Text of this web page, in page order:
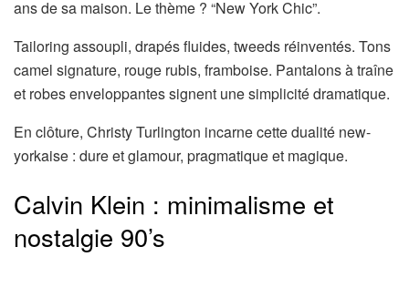
ans de sa maison. Le thème ? “New York Chic”.
Tailoring assoupli, drapés fluides, tweeds réinventés. Tons
camel signature, rouge rubis, framboise. Pantalons à traîne
et robes enveloppantes signent une simplicité dramatique.
En clôture, Christy Turlington incarne cette dualité new-
yorkaise : dure et glamour, pragmatique et magique.
Calvin Klein : minimalisme et
nostalgie 90’s